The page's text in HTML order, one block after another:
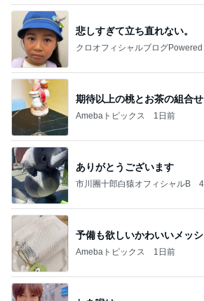
悲しすぎて立ち直れない。
クロオフィシャルブログ
期待以上の桃とお茶の組合せ
Amebaトピックス 1日前
ありがとうございます
市川團十郎白猿オフィシャルB
予備も欲しいかわいいメッ
Amebaトピックス 1日前